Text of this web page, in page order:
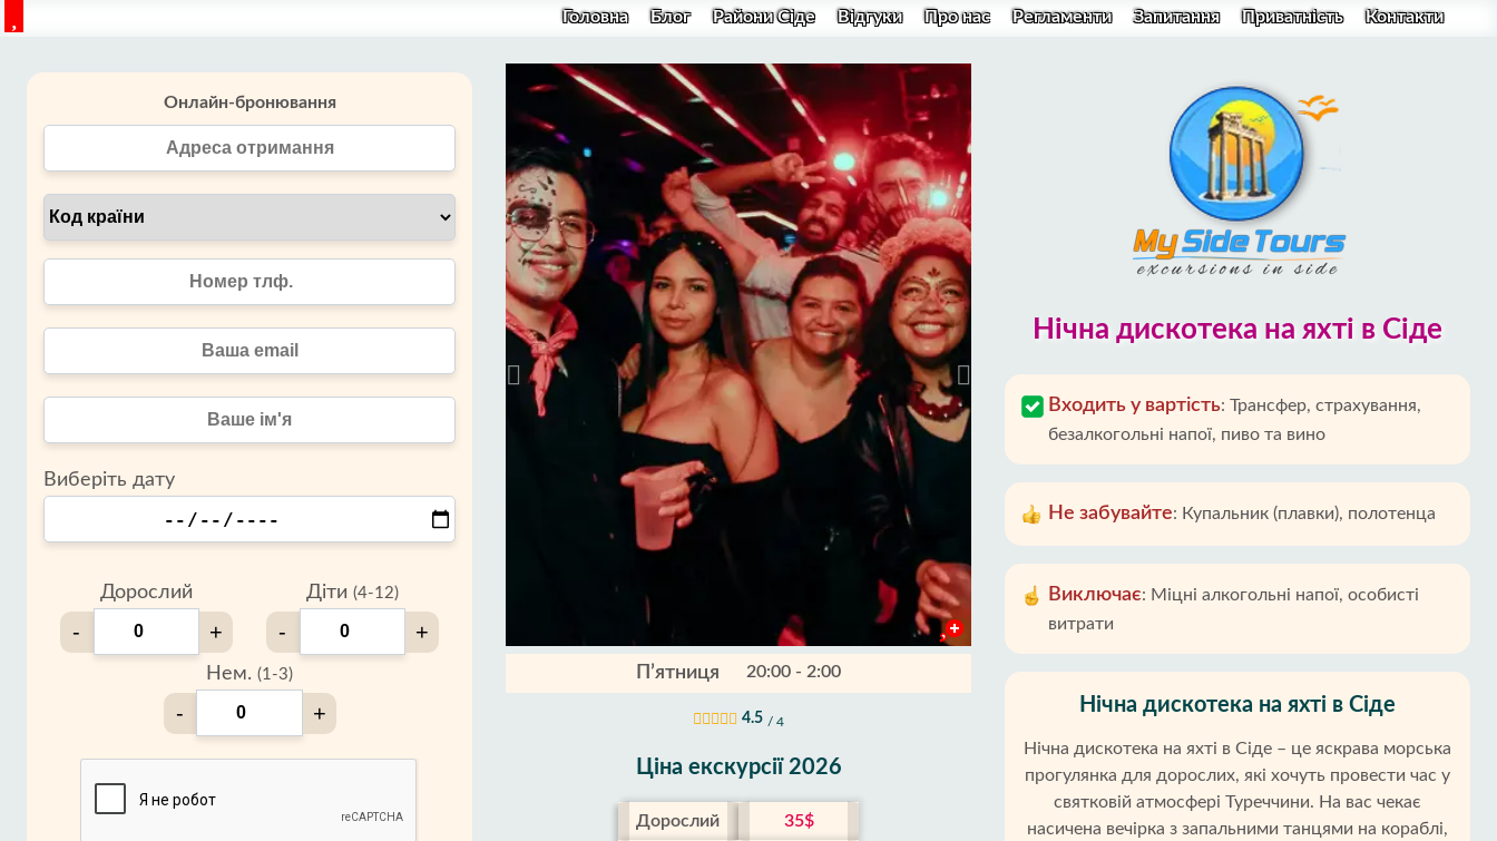
Головна Блог Райони Сіде Відгуки Про нас Регламенти Запитання Приватність Контакти
Нічна дискотека на яхті в Сіде
Входить у вартість: Трансфер, страхування,
безалкогольні напої, пиво та вино
Не забувайте: Купальник (плавки), полотенца
Виключає: Міцні алкогольні напої, особисті
витрати
Нічна дискотека на яхті в Сіде
Нічна дискотека на яхті в Сіде – це яскрава морська
прогулянка для дорослих, які хочуть провести час у
святковій атмосфері Туреччини. На вас чекає
насичена вечірка з запальними танцями на кораблі,
П’ятниця 20:00 - 2:00
4.5 / 4
Ціна екскурсії 2026
Дорослий 35$
Онлайн-бронювання
Виберіть дату
Дорослий
- +
Діти (4-12)
- +
Нем. (1-3)
- +